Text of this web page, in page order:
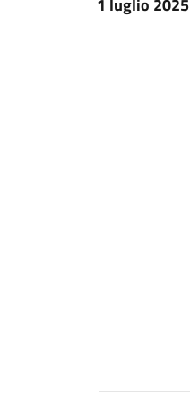
1 luglio 2025